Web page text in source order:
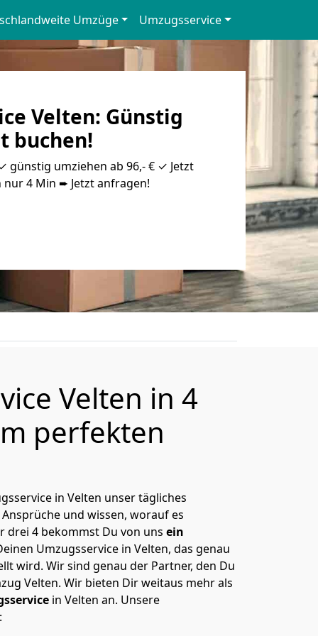
Umzüge Umzugsservice
Velten: Günstig
buchen!
günstig umziehen ab 96,- € ✓ Jetzt
4 Min ➨ Jetzt anfragen!
Velten in 4
perfekten
in Velten unser tägliches
und wissen, worauf es
4 bekommst Du von uns ein
Umzugsservice in Velten, das genau
wird. Wir sind genau der Partner, den Du
Velten. Wir bieten Dir weitaus mehr als
in Velten an. Unsere